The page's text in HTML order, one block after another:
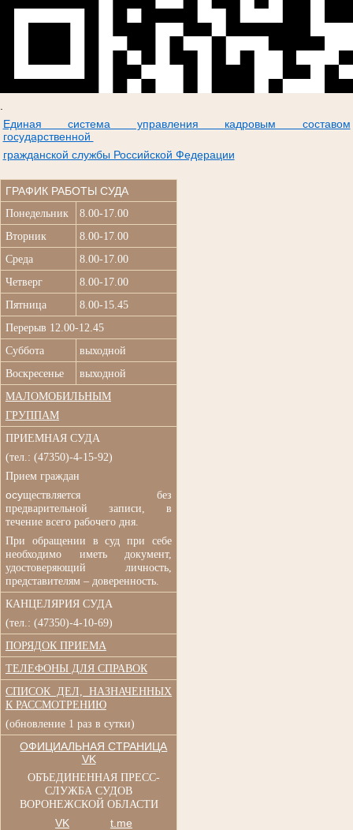
Единая система управления кадровым составом
государственной
гражданской службы Российской Федерации
ГРАФИК РАБОТЫ СУДА
Понедельник
8.00-17.00
Вторник
8.00-17.00
Среда
8.00-17.00
Четверг
8.00-17.00
Пятница
8.00-15.45
Перерыв 12.00-12.45
Суббота
выходной
Воскресенье
выходной
МАЛОМОБИЛЬНЫМ
ГРУППАМ
ПРИЕМНАЯ СУДА
(тел.: (47350)-4-15-92)
Прием граждан
осуществляется без
предварительной записи, в
течение всего рабочего дня.
При обращении в суд при
себе
необходимо иметь документ,
удостоверяющий личность,
представителям – доверенность.
КАНЦЕЛЯРИЯ СУДА
(тел.: (47350)-4-10-69)
ПОРЯДОК ПРИЕМА
ТЕЛЕФОНЫ ДЛЯ СПРАВОК
СПИСОК ДЕЛ, НАЗНАЧЕННЫХ
К РАССМОТРЕНИЮ
(обновление 1 раз в сутки)
ОФИЦИАЛЬНАЯ СТРАНИЦА
VK
ОБЪЕДИНЕННАЯ ПРЕСС-
СЛУЖБА СУДОВ
ВОРОНЕЖСКОЙ ОБЛАСТИ
VK t.me